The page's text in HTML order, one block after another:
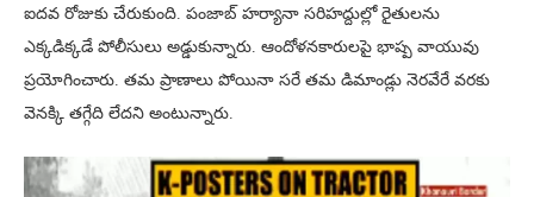
ఐదవ రోజుకు చేరుకుంది. పంజాబ్ హర్యానా సరిహద్దుల్లో రైతులను
ఎక్కడిక్కడే పోలీసులు అడ్డుకున్నారు. ఆందోళనకారులపై భాష్ప వాయువు
ప్రయోగించారు. తమ ప్రాణాలు పోయినా సరే తమ డిమాండ్లు నెరవేరే వరకు
వెనక్కి తగ్గేది లేదని అంటున్నారు.